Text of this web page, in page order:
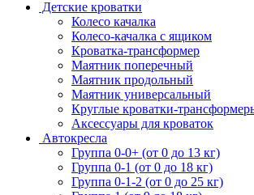
Детские кроватки
Колесо качалка
Колесо-качалка с ящиком
Кроватка-трансформер
Маятник поперечный
Маятник продольный
Маятник универсальный
Круглые кроватки-
Аксессуары для кроваток
Автокресла
Группа 0-0+ (от 0 до 13 кг)
Группа 0-1 (от 0 до 18 кг)
Группа 0-1-2 (от 0 до 25 кг)